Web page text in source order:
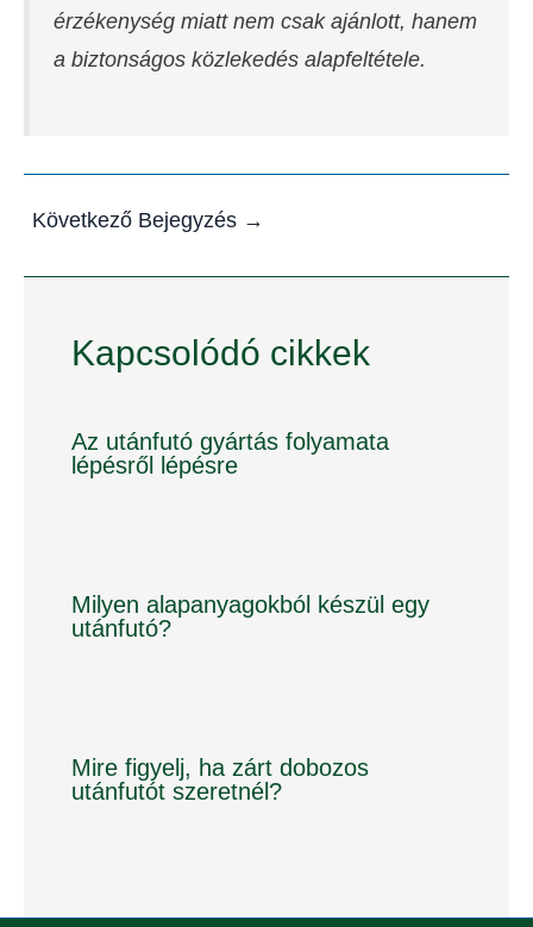
érzékenység miatt nem csak ajánlott, hanem
a biztonságos közlekedés alapfeltétele.
Következő Bejegyzés →
Kapcsolódó cikkek
Az utánfutó gyártás folyamata
lépésről lépésre
Milyen alapanyagokból készül egy
utánfutó?
Mire figyelj, ha zárt dobozos
utánfutót szeretnél?